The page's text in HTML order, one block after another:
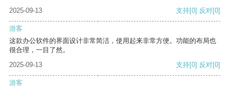
2025-09-13 支持[0] 反对[0]
游客
这款办公软件的界面设计非常简洁，使用起来非常方便。功能的布局也
很合理，一目了然。
2025-09-13
支持[0] 反对[0]
游客